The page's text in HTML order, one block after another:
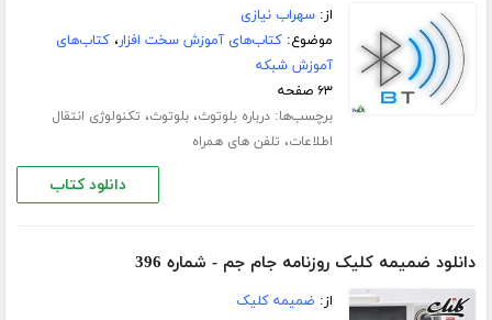
از:سهراب نیازی
موضوع:کتاب‌های آموزش سخت افزار،کتاب‌های
آموزش شبکه
۶۳ صفحه
برچسب‌ها:درباره بلوتوث،بلوتوث، تکنولوژی انتقال
اطلاعات، تلفن های همراه
دانلود کتاب
دانلود ضمیمه کلیک روزنامه جام جم - شماره 396
از: ضمیمه کلیک